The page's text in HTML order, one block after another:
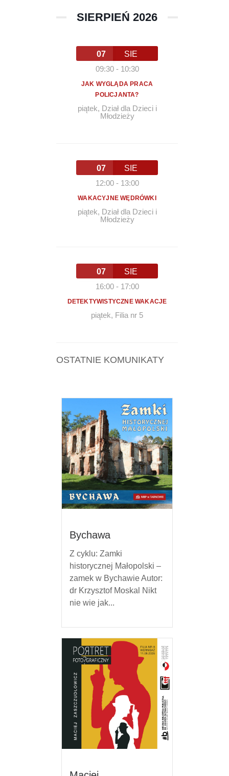
SIERPIEŃ 2026
07
SIE
09:30- 10:30
JAK WYGLĄDA PRACA
POLICJANTA?
piątek, Dział dla Dzieci i
Młodzieży
07
SIE
12:00- 13:00
WAKACYJNE WĘDRÓWKI
piątek, Dział dla Dzieci i
Młodzieży
07
SIE
16:00- 17:00
DETEKTYWISTYCZNE WAKACJE
piątek, Filia nr 5
OSTATNIE KOMUNIKATY
Bychawa
Z cyklu: Zamki
historycznej Małopolski –
zamek w Bychawie Autor:
dr Krzysztof Moskal Nikt
nie wie jak...